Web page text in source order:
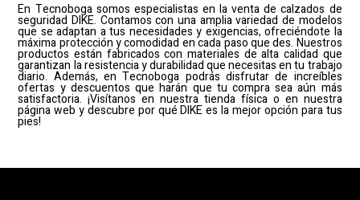
En Tecnoboga somos especialistas en la venta de calzados de
seguridad DIKE. Contamos con una amplia variedad de modelos
que se adaptan a tus necesidades y exigencias, ofreciéndote la
máxima protección y comodidad en cada paso que des. Nuestros
productos están fabricados con materiales de alta calidad que
garantizan la resistencia y durabilidad que necesitas en tu trabajo
diario. Además, en Tecnoboga podrás disfrutar de increíbles
ofertas y descuentos que harán que tu compra sea aún más
satisfactoria. ¡Visítanos en nuestra tienda física o en nuestra
página web y descubre por qué DIKE es la mejor opción para tus
pies!